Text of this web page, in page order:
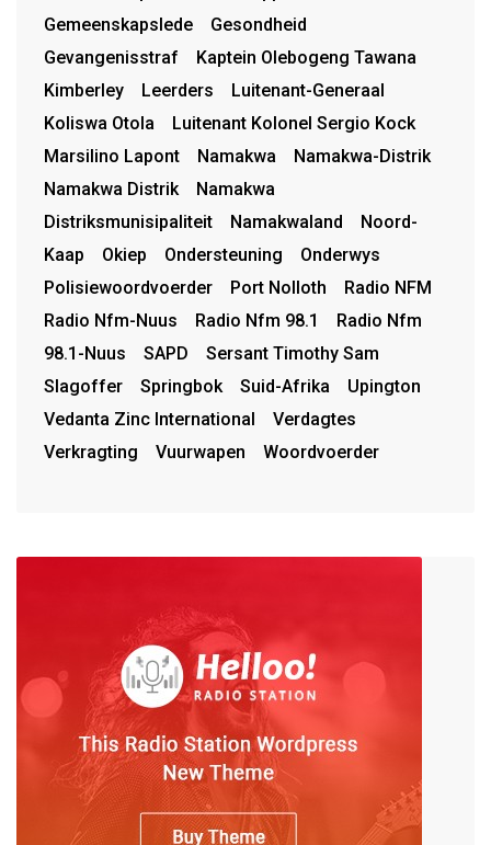
Gemeenskapslede
Gesondheid
Gevangenisstraf
Kaptein Olebogeng Tawana
Kimberley
Leerders
Luitenant-Generaal
Koliswa Otola
Luitenant Kolonel Sergio Kock
Marsilino Lapont
Namakwa
Namakwa-Distrik
Namakwa Distrik
Namakwa
Distriksmunisipaliteit
Namakwaland
Noord-
Kaap
Okiep Ondersteuning
Onderwys
Polisiewoordvoerder
Port Nolloth
Radio NFM
Radio Nfm-Nuus
Radio Nfm 98.1
Radio Nfm
98.1-Nuus
SAPD
Sersant Timothy Sam
Slagoffer
Springbok Suid-Afrika
Upington
Vedanta Zinc International
Verdagtes
Verkragting
Vuurwapen Woordvoerder